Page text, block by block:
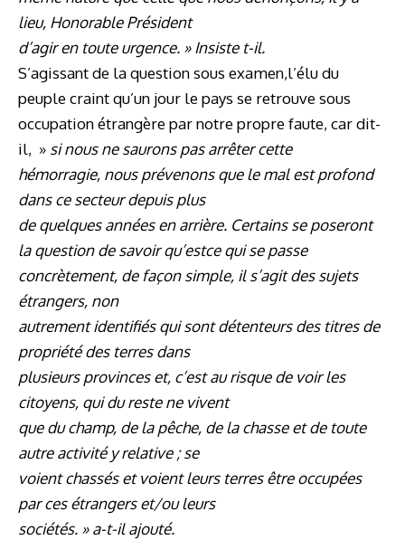
lieu, Honorable Président
d’agir en toute urgence. » Insiste t-il.
S’agissant de la question sous examen,l’élu du
peuple craint qu’un jour le pays se retrouve sous
occupation étrangère par notre propre faute, car dit-
il, » si nous ne saurons pas arrêter cette
hémorragie, nous prévenons que le mal est profond
dans ce secteur depuis plus
de quelques années en arrière. Certains se poseront
la question de savoir qu’estce qui se passe
concrètement, de façon simple, il s’agit des sujets
étrangers, non
autrement identifiés qui sont détenteurs des titres de
propriété des terres dans
plusieurs provinces et, c’est au risque de voir les
citoyens, qui du reste ne vivent
que du champ, de la pêche, de la chasse et de toute
autre activité y relative ; se
voient chassés et voient leurs terres être occupées
par ces étrangers et/ou leurs
sociétés. » a-t-il ajouté.